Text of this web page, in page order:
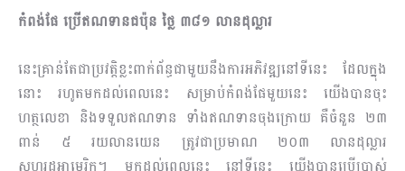
កំពង់ផែ ប្រើឥណទានជប៉ុន ថ្លៃ ៣៨១ លានដុល្លារ
នេះគ្រាន់តែជាប្រវត្តិខ្លះពាក់ព័ន្ធជាមួយនឹងការអភិវឌ្ឍនៅទីនេះ ដែលក្នុង
នោះ រហូតមកដល់ពេលនេះ សម្រាប់កំ​ពង់ផែមួយនេះ យើងបានចុះ
ហត្ថលេខា និងទទួលឥណទាន ទាំងឥណទានចុងក្រោយ គឺចំនួន ២៣
ពាន់ ៥ រយលានយេន ត្រូវជាប្រមាណ ២០៣ លានដុល្លារ